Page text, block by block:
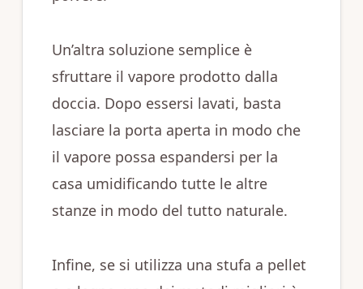
Un’altra soluzione semplice è
sfruttare il vapore prodotto dalla
doccia. Dopo essersi lavati, basta
lasciare la porta aperta in modo che
il vapore possa espandersi per la
casa umidificando tutte le altre
stanze in modo del tutto naturale.
Infine, se si utilizza una stufa a pellet